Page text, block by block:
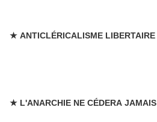
★ ANTICLÉRICALISME LIBERTAIRE
★ L'ANARCHIE NE CÉDERA JAMAIS